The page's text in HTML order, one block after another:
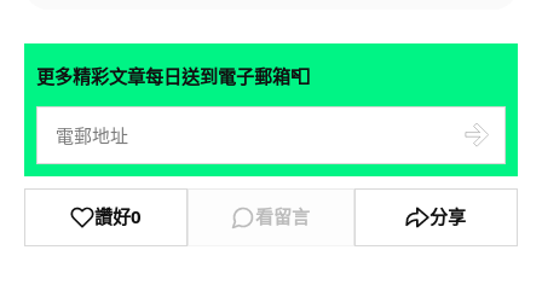
更多精彩文章每日送到電子郵箱📮
讚好0 看留言 分享